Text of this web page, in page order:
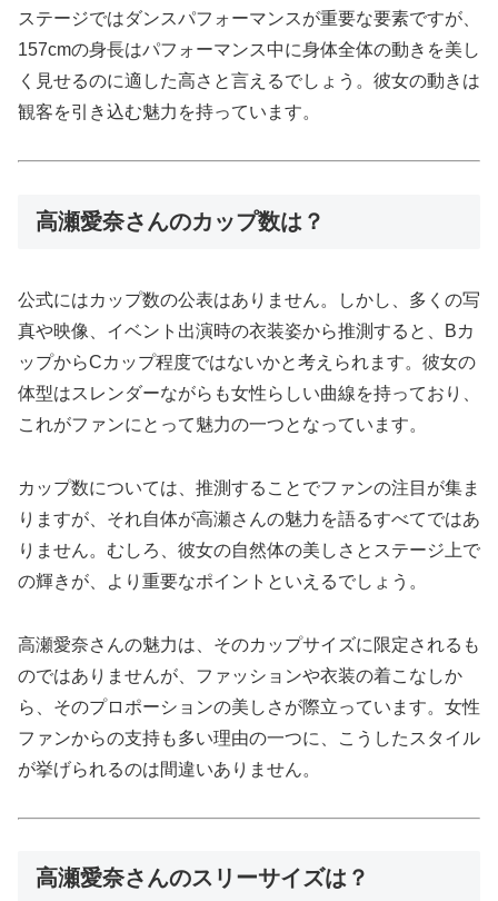
ステージではダンスパフォーマンスが重要な要素ですが、
157cmの身長はパフォーマンス中に身体全体の動きを美し
く見せるのに適した高さと言えるでしょう。彼女の動きは
観客を引き込む魅力を持っています。
高瀬愛奈さんのカップ数は？
公式にはカップ数の公表はありません。しかし、多くの写
真や映像、イベント出演時の衣装姿から推測すると、Bカ
ップからCカップ程度ではないかと考えられます。彼女の
体型はスレンダーながらも女性らしい曲線を持っており、
これがファンにとって魅力の一つとなっています。
カップ数については、推測することでファンの注目が集ま
りますが、それ自体が高瀬さんの魅力を語るすべてではあ
りません。むしろ、彼女の自然体の美しさとステージ上で
の輝きが、より重要なポイントといえるでしょう。
高瀬愛奈さんの魅力は、そのカップサイズに限定されるも
のではありませんが、ファッションや衣装の着こなしか
ら、そのプロポーションの美しさが際立っています。女性
ファンからの支持も多い理由の一つに、こうしたスタイル
が挙げられるのは間違いありません。
高瀬愛奈さんのスリーサイズは？